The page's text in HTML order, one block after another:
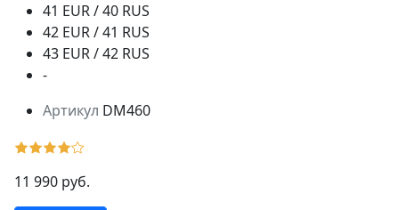
41 EUR / 40 RUS
42 EUR / 41 RUS
43 EUR / 42 RUS
-
Артикул DM460
11 990 руб.